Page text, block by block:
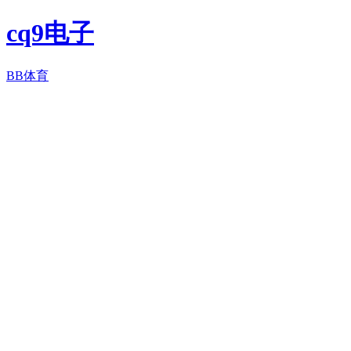
cq9电子
BB体育